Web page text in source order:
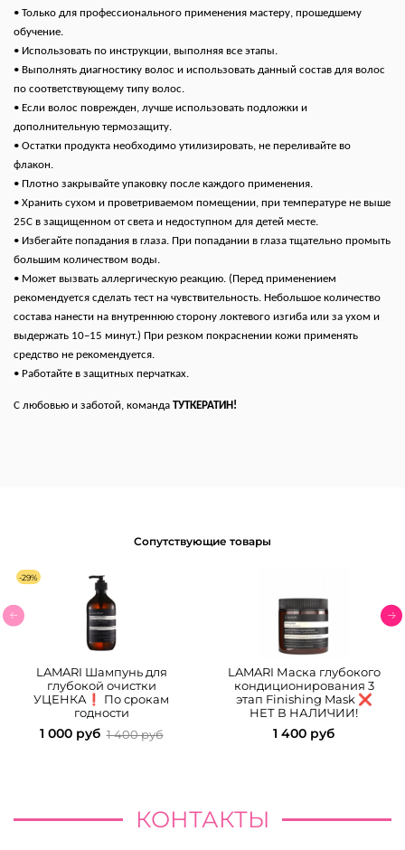
• Только для профессионального применения мастеру, прошедшему
обучение.
• Использовать по инструкции, выполняя все этапы.
• Выполнять диагностику волос и использовать данный состав для волос
по соответствующему типу волос.
• Если волос поврежден, лучше использовать подложки и
дополнительную термозащиту.
• Остатки продукта необходимо утилизировать, не переливайте во
флакон.
• Плотно закрывайте упаковку после каждого применения.
• Хранить сухом и проветриваемом помещении, при температуре не выше
25С в защищенном от света и недоступном для детей месте.
• Избегайте попадания в глаза. При попадании в глаза тщательно промыть
большим количеством воды.
• Может вызвать аллергическую реакцию. (Перед применением
рекомендуется сделать тест на чувствительность. Небольшое количество
состава нанести на внутреннюю сторону локтевого изгиба или за ухом и
выдержать 10−15 минут.) При резком покраснении кожи применять
средство не рекомендуется.
• Работайте в защитных перчатках.
С любовью и заботой, команда ТУТКЕРАТИН!
Сопутствующие товары
-29%
LAMARI Шампунь для
глубокой очистки
УЦЕНКА❗️ По срокам
годности
1 000 руб 1 400 руб
LAMARI Маска глубокого
кондиционирования 3
этап Finishing Mask ❌
НЕТ В НАЛИЧИИ!
1 400 руб
КОНТАКТЫ